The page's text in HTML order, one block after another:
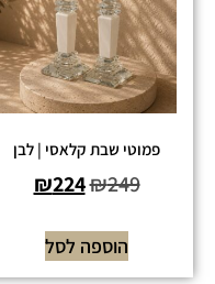
פמוטי שבת קלאסי | לבן
₪249
₪224
הוספה לסל